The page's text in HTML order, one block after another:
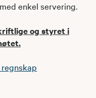
enkel servering.
og styret i